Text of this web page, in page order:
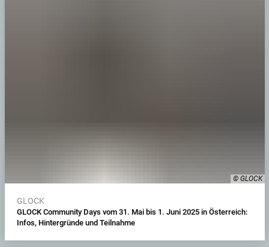
© GLOCK
GLOCK
GLOCK Community Days vom 31. Mai bis 1. Juni 2025 in Österreich:
Infos, Hintergründe und Teilnahme